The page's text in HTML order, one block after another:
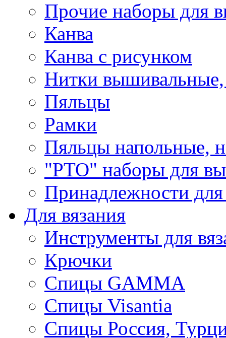
Прочие наборы для
Канва
Канва с рисунком
Нитки
Пяльцы
Рамки
Пяльцы напольные,
"РТО" наборы для
Принадлежности
Для вязания
Инструменты для
Крючки
Спицы GAMMA
Спицы Visantia
Спицы Россия,